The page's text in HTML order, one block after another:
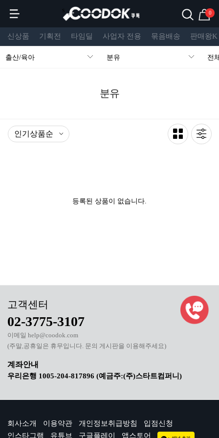
s 0
신상품 기획전 타임딜 사업자 전용 묶음배송 판매왕K
출산/육아 분유 전
분유
등록된 상품이 없습니다.
02-3775-3107
이메일 help@coodok.com
(주말,공휴일은 휴무입니다. 문의 게시판을 이용해주세요)
우리은행 1005-204-817896 (예금주:(주)스타트컴퍼니)
회사소개 이용약관 개인정보취급방침
입점신청
인스타그램
유튜브 구글플레이 앱스토어